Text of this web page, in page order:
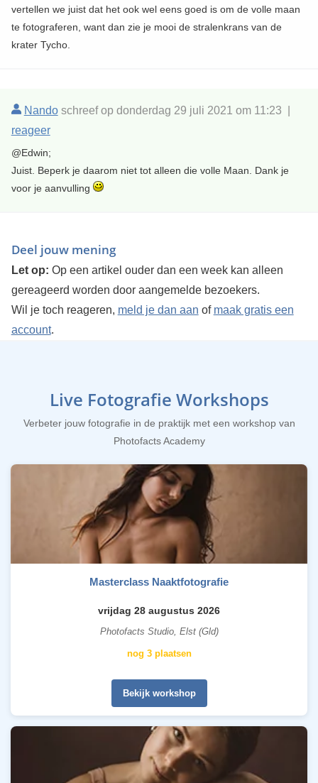
vertellen we juist dat het ook wel eens goed is om de volle maan
te fotograferen, want dan zie je mooi de stralenkrans van de
krater Tycho.
Nandoschreef op donderdag 29 juli 2021 om 11:23 |
reageer
@Edwin;
Juist. Beperk je daarom niet tot alleen die volle Maan. Dank je
voor je aanvulling
Deel jouw mening
Let op: Op een artikel ouder dan een week kan alleen
gereageerd worden door aangemelde bezoekers.
Wil je toch reageren, meld je dan aan of maak gratis een
account.
Live Fotografie Workshops
Verbeter jouw fotografie in de praktijk met een workshop van
Photofacts Academy
Masterclass Naaktfotografie
vrijdag 28 augustus 2026
Photofacts Studio, Elst (Gld)
nog 3 plaatsen
Bekijk workshop